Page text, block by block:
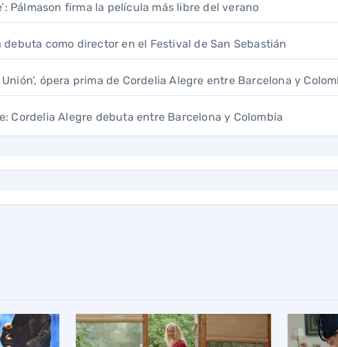
Pálmason firma la película más libre del verano
debuta como director en el Festival de San Sebastián
ópera prima de Cordelia Alegre entre Barcelona y
Cordelia Alegre debuta entre Barcelona y Colombia